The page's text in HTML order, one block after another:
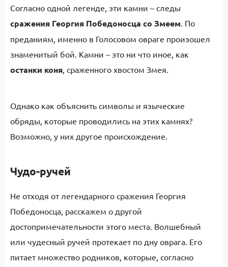
Согласно одной легенде, эти камни – следы
сражения Георгия Победоносца со Змеем. По
преданиям, именно в Голосовом овраге произошел
знаменитый бой. Камни – это ни что иное, как
останки коня, сраженного хвостом Змея.
Однако как объяснить символы и языческие
обряды, которые проводились на этих камнях?
Возможно, у них другое происхождение.
Чудо-ручей
Не отходя от легендарного сражения Георгия
Победоносца, расскажем о другой
достопримечательности этого места. Волшебный
или чудесный ручей протекает по дну оврага. Его
питает множество родников, которые, согласно